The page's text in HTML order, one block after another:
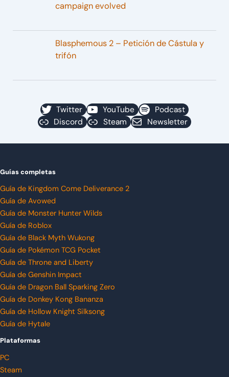
campaign evolved
Blasphemous 2 – Petición de Cástula y
trifón
Twitter YouTube
Podcast
Discord
Steam Newsletter
Guías completas
Guía de Kingdom Come Deliverance 2
Guía de Avowed
Guía de Monster Hunter Wilds
Guía de Roblox
Guía de Black Myth Wukong
Guía de Pokémon TCG Pocket
Guía de Throne and Liberty
Guía de Genshin Impact
Guía de Dragon Ball Sparking Zero
Guía de Donkey Kong Bananza
Guía de Hollow Knight Silksong
Guía de Hytale
Plataformas
PC
Steam